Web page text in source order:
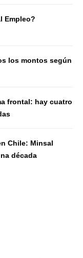
Empleo?
los montos según
frontal: hay cuatro
Chile: Minsal
década